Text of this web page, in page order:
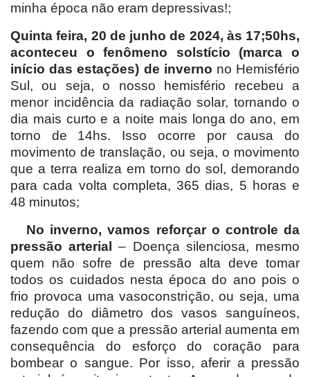
minha época não eram depressivas!;
Quinta feira, 20 de junho de 2024, às 17;50hs,
aconteceu o fenômeno solstício (marca o
início das estações) de inverno no Hemisfério
Sul, ou seja, o nosso hemisfério recebeu a
menor incidência da radiação solar, tornando o
dia mais curto e a noite mais longa do ano, em
torno de 14hs. Isso ocorre por causa do
movimento de translação, ou seja, o movimento
que a terra realiza em torno do sol, demorando
para cada volta completa, 365 dias, 5 horas e
48 minutos;
No inverno, vamos reforçar o controle da
pressão arterial
– Doença silenciosa, mesmo
quem não sofre de pressão alta deve tomar
todos os cuidados nesta época do ano pois o
frio provoca uma vasoconstrição, ou seja, uma
redução do diâmetro dos vasos sanguíneos,
fazendo com que a pressão arterial aumenta em
consequência do esforço do coração para
bombear o sangue. Por isso, aferir a pressão